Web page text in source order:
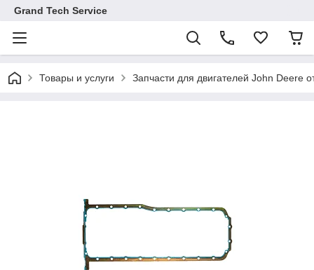
Grand Tech Service
Товары и услуги Запчасти для двигателей John Deere